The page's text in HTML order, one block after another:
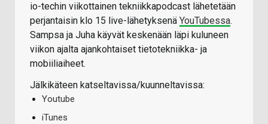
io-techin viikottainen tekniikkapodcast lähetetään
perjantaisin klo 15 live-lähetyksenä YouTubessa.
Sampsa ja Juha käyvät keskenään läpi kuluneen
viikon ajalta ajankohtaiset tietotekniikka- ja
mobiiliaiheet.
Jälkikäteen katseltavissa/kuunneltavissa:
Youtube
iTunes